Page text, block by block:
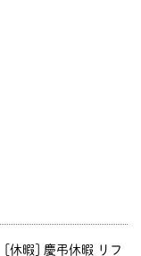
[休暇] 慶弔休暇 リフ